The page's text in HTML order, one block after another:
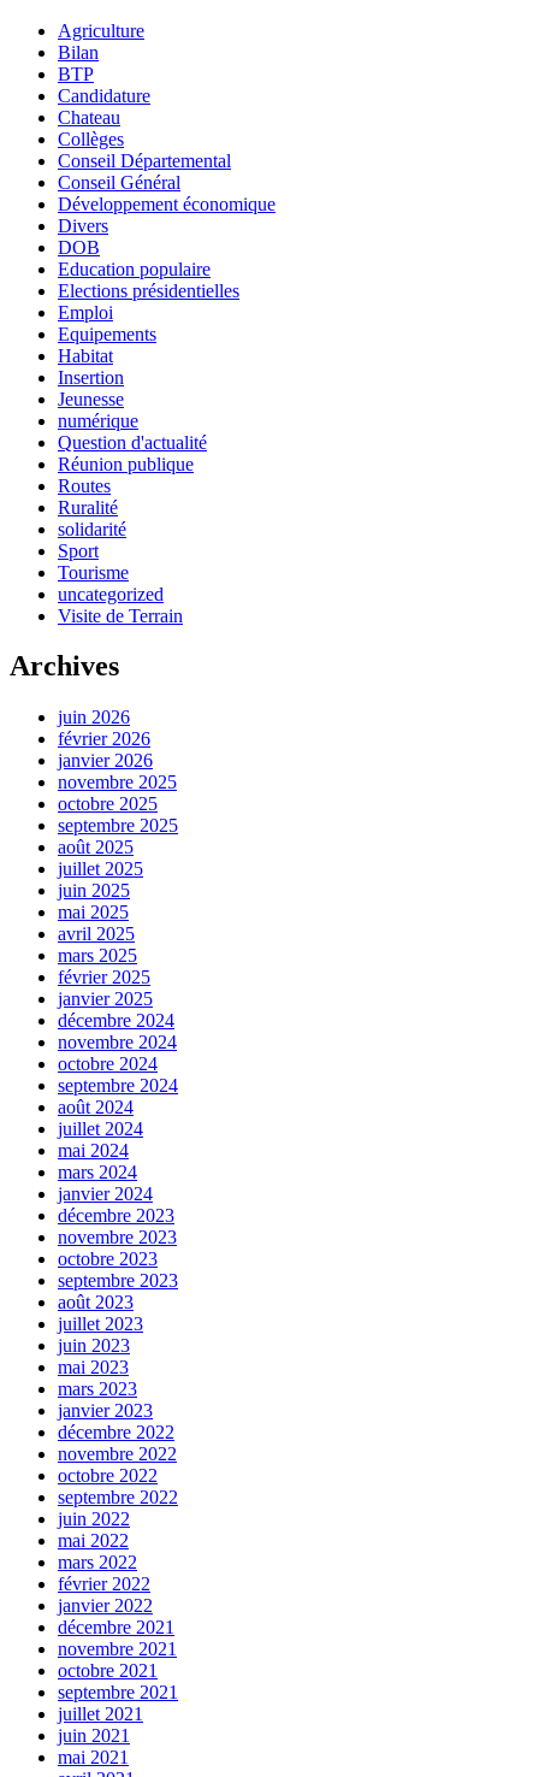
Agriculture
Bilan
BTP
Candidature
Chateau
Collèges
Conseil Départemental
Conseil Général
Développement économique
Divers
DOB
Education populaire
Elections présidentielles
Emploi
Equipements
Habitat
Insertion
Jeunesse
numérique
Question d'actualité
Réunion publique
Routes
Ruralité
solidarité
Sport
Tourisme
uncategorized
Visite de Terrain
Archives
juin 2026
février 2026
janvier 2026
novembre 2025
octobre 2025
septembre 2025
août 2025
juillet 2025
juin 2025
mai 2025
avril 2025
mars 2025
février 2025
janvier 2025
décembre 2024
novembre 2024
octobre 2024
septembre 2024
août 2024
juillet 2024
mai 2024
mars 2024
janvier 2024
décembre 2023
novembre 2023
octobre 2023
septembre 2023
août 2023
juillet 2023
juin 2023
mai 2023
mars 2023
janvier 2023
décembre 2022
novembre 2022
octobre 2022
septembre 2022
juin 2022
mai 2022
mars 2022
février 2022
janvier 2022
décembre 2021
novembre 2021
octobre 2021
septembre 2021
juillet 2021
juin 2021
mai 2021